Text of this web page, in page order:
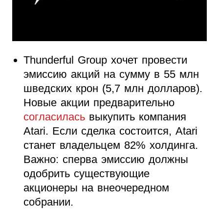
Thunderful Group хочет провести
эмиссию акций на сумму в 55 млн
шведских крон (5,7 млн долларов).
Новые акции предварительно
согласиласьвыкупить компания
Atari. Если сделка состоится, Atari
станет владельцем 82% холдинга.
Важно: сперва эмиссию должны
одобрить существующие
акционеры на внеочередном
собрании.